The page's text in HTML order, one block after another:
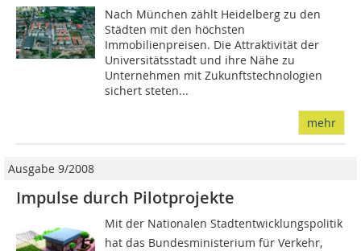
Nach München zählt Heidelberg zu den
Städten mit den höchsten
Immobilienpreisen. Die Attraktivität der
Universitätsstadt und ihre Nähe zu
Unternehmen mit Zukunftstechnologien
sichert steten...
mehr
Ausgabe 9/2008
Impulse durch Pilotprojekte
Mit der Nationalen Stadtentwicklungspolitik
hat das Bundesminis­terium für Verkehr,